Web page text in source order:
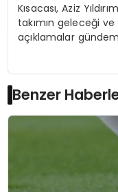
Kısacası, Aziz
takımın geleceği
açıklamalar
Benzer